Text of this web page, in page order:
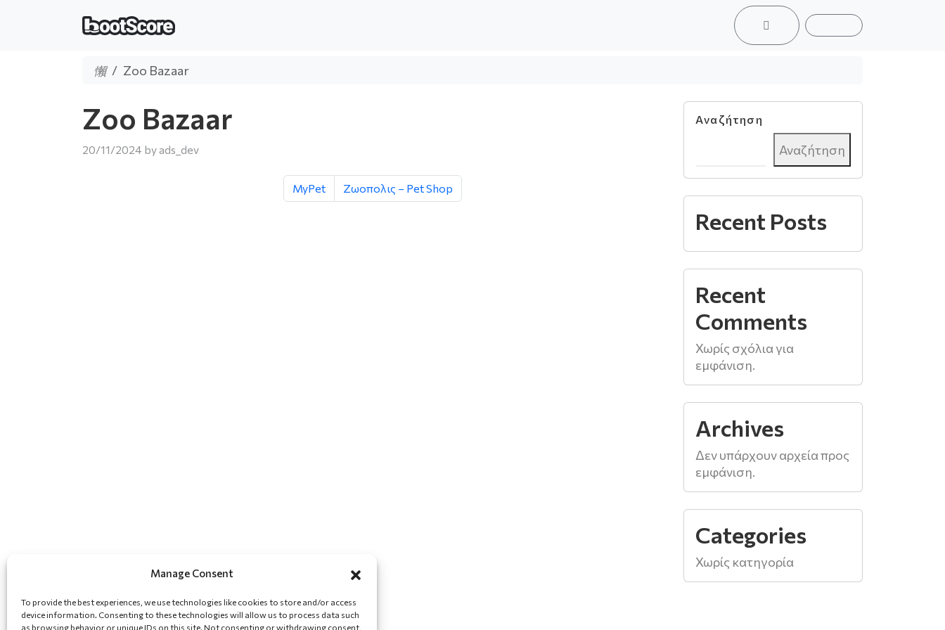
Manage Consent
To provide the best experiences, we use technologies like cookies to store and/or access
device information. Consenting to these technologies will allow us to process data such
as browsing behavior or unique IDs on this site. Not consenting or withdrawing consent,
ACCOUNT
CART
Zoo Bazaar
Zoo Bazaar
20/11/2024 by ads_dev
MyPet Ζωοπολις – Pet Shop
Αναζήτηση
Αναζήτηση
Recent Posts
Recent
Comments
Χωρίς σχόλια για
εμφάνιση.
Archives
Δεν υπάρχουν αρχεία προς
εμφάνιση.
Categories
Χωρίς κατηγορία